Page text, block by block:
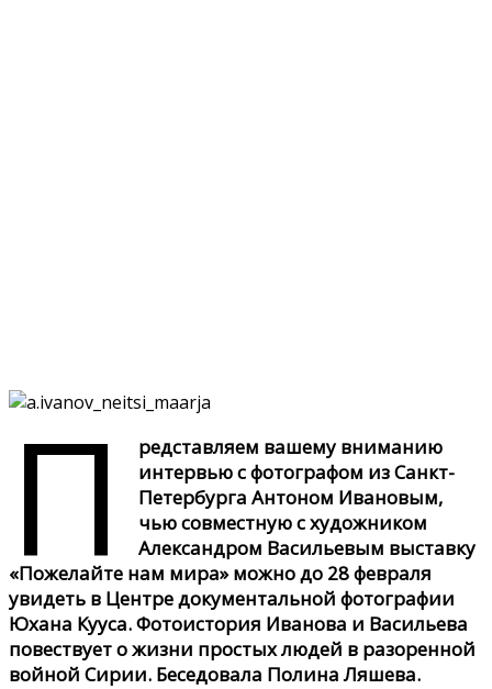
П
редставляем вашему вниманию
интервью с фотографом из Санкт-
Петербурга Антоном Ивановым,
чью совместную с художником
Александром Васильевым выставку
«Пожелайте нам мира» можно до 28 февраля
увидеть в Центре документальной фотографии
Юхана Кууса. Фотоистория Иванова и Васильева
повествует о жизни простых людей в разоренной
войной Сирии. Беседовала Полина Ляшева.